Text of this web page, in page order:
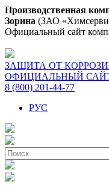
Производственная
Зорина (ЗАО
Официальный сайт
ЗАЩИТА ОТ
ОФИЦИАЛЬНЫЙ
8 (800) 201-44-77
РУС